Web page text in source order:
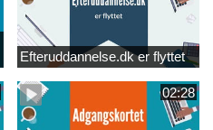
Efteruddannelse.dk er flyttet
02:28